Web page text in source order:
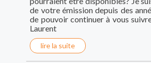
de votre émission depuis des
de pouvoir continuer à vous
Laurent
lire la suite